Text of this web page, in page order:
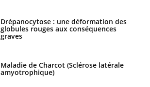
Drépanocytose : une déformation des
globules rouges aux conséquences
graves
Maladie de Charcot (Sclérose latérale
amyotrophique)